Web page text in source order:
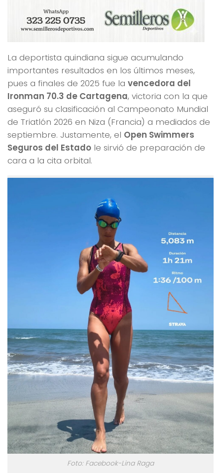
La deportista quindiana sigue acumulando
importantes resultados en los últimos meses,
pues a finales de 2025 fue la vencedora del
Ironman 70.3 de Cartagena, victoria con la que
aseguró su clasificación al Campeonato Mundial
de Triatlón 2026 en Niza (Francia) a mediados de
septiembre. Justamente, el Open Swimmers
Seguros del Estado le sirvió de preparación de
cara a la cita orbital.
Foto: Facebook-Lina Raga